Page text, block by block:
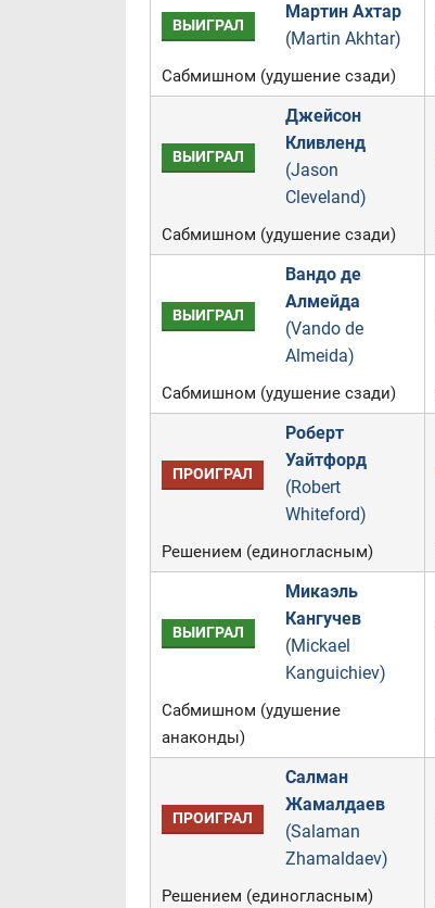
ВЫИГРАЛ
Мартин Ахтар
(Martin Akhtar)
Сабмишном (удушение сзади)
ВЫИГРАЛ
Джейсон
Кливленд
(Jason
Cleveland)
Сабмишном (удушение сзади)
ВЫИГРАЛ
Вандо де
Алмейда
(Vando de
Almeida)
Сабмишном (удушение сзади)
ПРОИГРАЛ
Роберт
Уайтфорд
(Robert
Whiteford)
Решением (единогласным)
ВЫИГРАЛ
Микаэль
Кангучев
(Mickael
Kanguichiev)
Сабмишном (удушение
анаконды)
ПРОИГРАЛ
Салман
Жамалдаев
(Salaman
Zhamaldaev)
Решением (единогласным)